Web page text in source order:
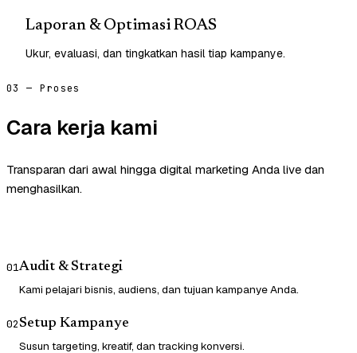
Laporan & Optimasi ROAS
Ukur, evaluasi, dan tingkatkan hasil tiap kampanye.
03 — Proses
Cara kerja kami
Transparan dari awal hingga digital marketing Anda live dan
menghasilkan.
01Audit & Strategi
Kami pelajari bisnis, audiens, dan tujuan kampanye Anda.
02Setup Kampanye
Susun targeting, kreatif, dan tracking konversi.